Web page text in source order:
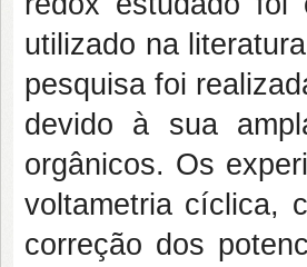
utilizado na
pesquisa foi
devido à sua
orgânicos. Os
voltametria cíclica,
correção dos